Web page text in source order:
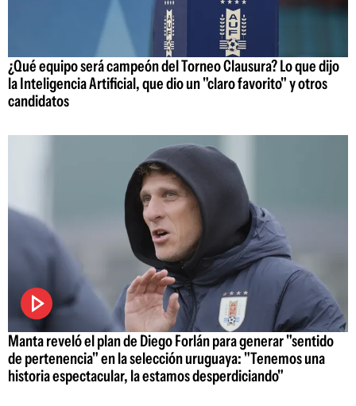
¿Qué equipo será campeón del Torneo Clausura? Lo que dijo
la Inteligencia Artificial, que dio un "claro favorito" y otros
candidatos
Manta reveló el plan de Diego Forlán para generar "sentido
de pertenencia" en la selección uruguaya: "Tenemos una
historia espectacular, la estamos desperdiciando"